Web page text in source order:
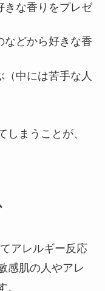
きな香りをプレゼ
などから好きな香
中には苦手な人
しまうことが、
アレルギー反応
感肌の人やアレ
。